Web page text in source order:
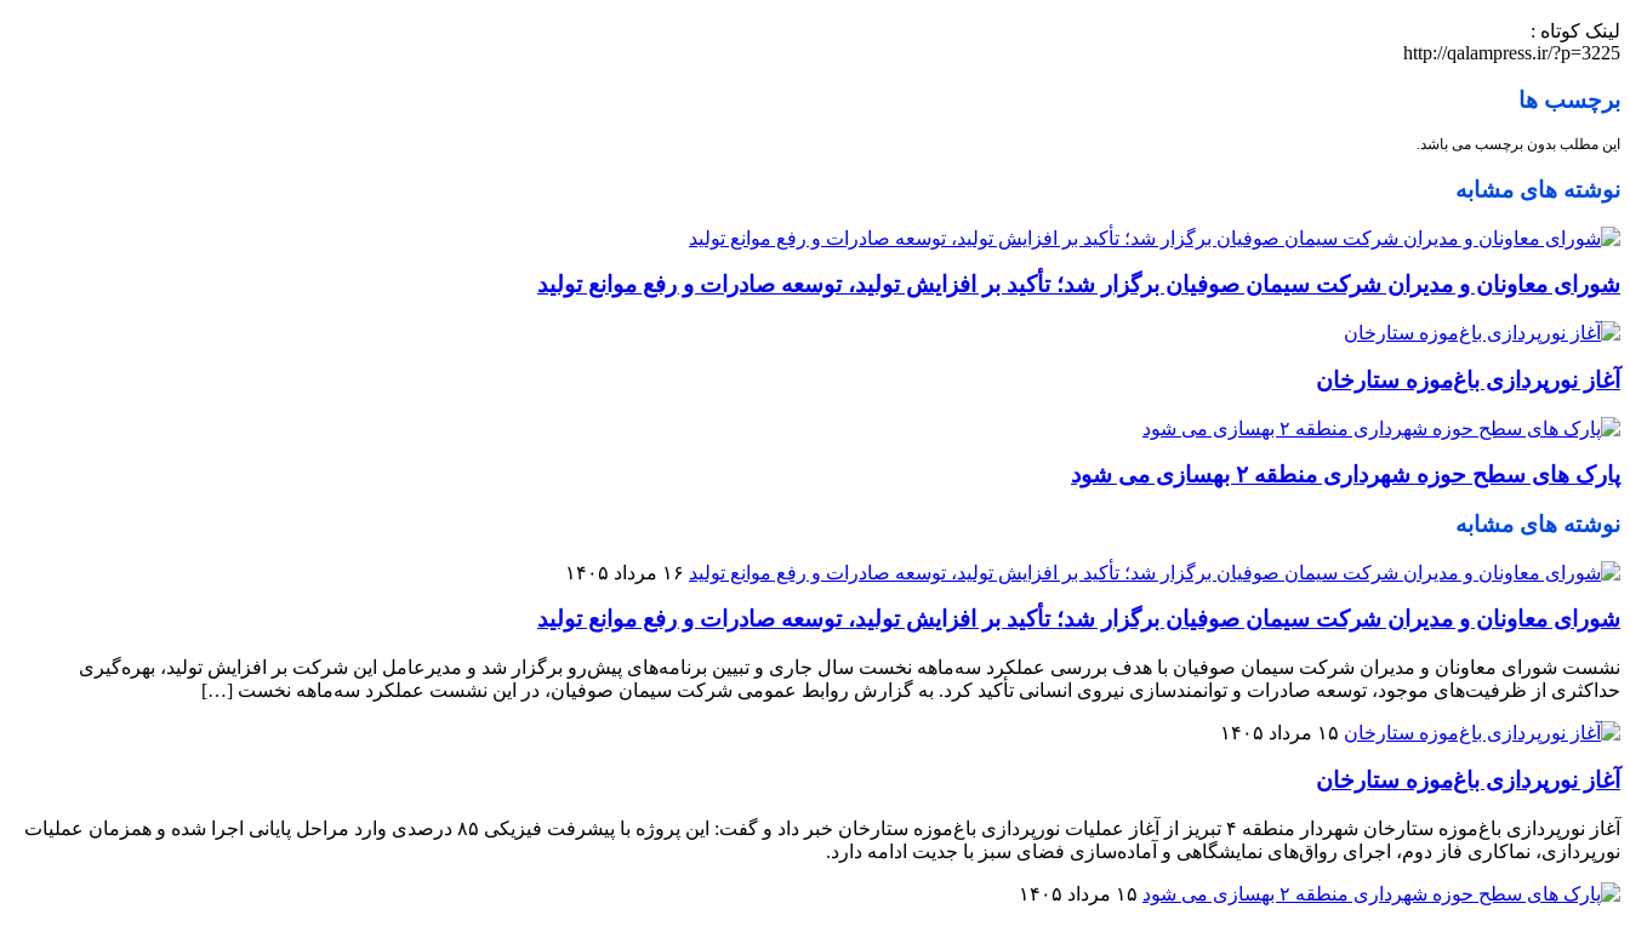
لینک کوتاه :
http://qalampress.ir/?p=3225
برچسب ها
این مطلب بدون برچسب می باشد.
نوشته های مشابه
شورای معاونان و مدیران شرکت سیمان صوفیان برگزار شد؛ تأکید بر افزایش تولید، توسعه صادرات و رفع موانع تولید
آغاز نورپردازی باغ‌موزه ستارخان
پارک های سطح حوزه شهرداری منطقه ۲ بهسازی می شود
نوشته های مشابه
۱۶ مرداد ۱۴۰۵
شورای معاونان و مدیران شرکت سیمان صوفیان برگزار شد؛ تأکید بر افزایش تولید، توسعه صادرات و رفع موانع تولید
نشست شورای معاونان و مدیران شرکت سیمان صوفیان با هدف بررسی عملکرد سه‌ماهه نخست سال جاری و تبیین برنامه‌های پیش‌رو برگزار شد و مدیرعامل این شرکت بر افزایش تولید، بهره‌گیری
حداکثری از ظرفیت‌های موجود، توسعه صادرات و توانمندسازی نیروی انسانی تأکید کرد. به گزارش روابط عمومی شرکت سیمان صوفیان، در این نشست عملکرد سه‌ماهه نخست […]
۱۵ مرداد ۱۴۰۵
آغاز نورپردازی باغ‌موزه ستارخان
آغاز نورپردازی باغ‌موزه ستارخان شهردار منطقه ۴ تبریز از آغاز عملیات نورپردازی باغ‌موزه ستارخان خبر داد و گفت: این پروژه با پیشرفت فیزیکی ۸۵ درصدی وارد مراحل پایانی اجرا شده و همزمان عملیات
نورپردازی، نماکاری فاز دوم، اجرای رواق‌های نمایشگاهی و آماده‌سازی فضای سبز با جدیت ادامه دارد.
۱۵ مرداد ۱۴۰۵